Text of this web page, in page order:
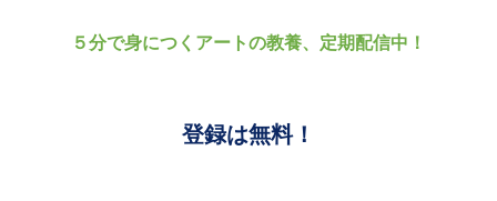
５分で身につくアートの教養、定期配信中！
登録は無料！